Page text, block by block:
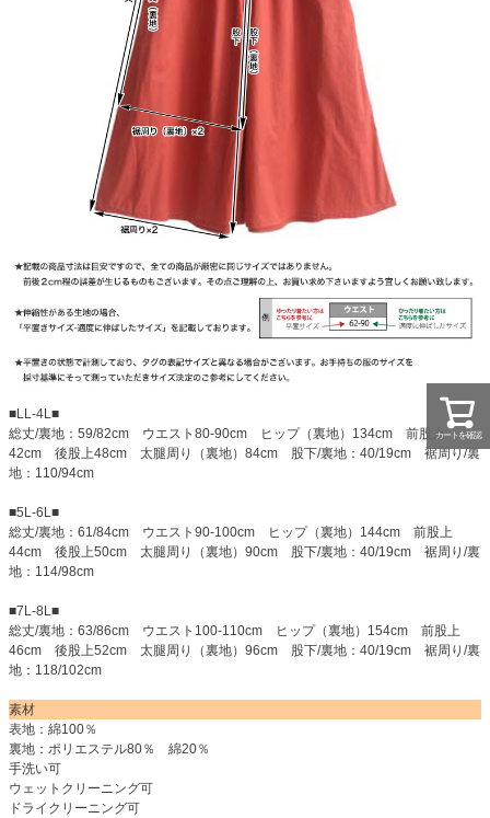
■LL-4L■
総丈/裏地：59/82cm ウエスト80-90cm ヒップ（裏地）134cm 前股上
42cm 後股上48cm 太腿周り（裏地）84cm 股下/裏地：40/19cm 裾周り/裏
地：110/94cm
■5L-6L■
総丈/裏地：61/84cm ウエスト90-100cm ヒップ（裏地）144cm 前股上
44cm 後股上50cm 太腿周り（裏地）90cm 股下/裏地：40/19cm 裾周り/裏
地：114/98cm
■7L-8L■
総丈/裏地：63/86cm ウエスト100-110cm ヒップ（裏地）154cm 前股上
46cm 後股上52cm 太腿周り（裏地）96cm 股下/裏地：40/19cm 裾周り/裏
地：118/102cm
素材
表地：綿100％
裏地：ポリエステル80％ 綿20％
手洗い可
ウェットクリーニング可
ドライクリーニング可
カートを確認